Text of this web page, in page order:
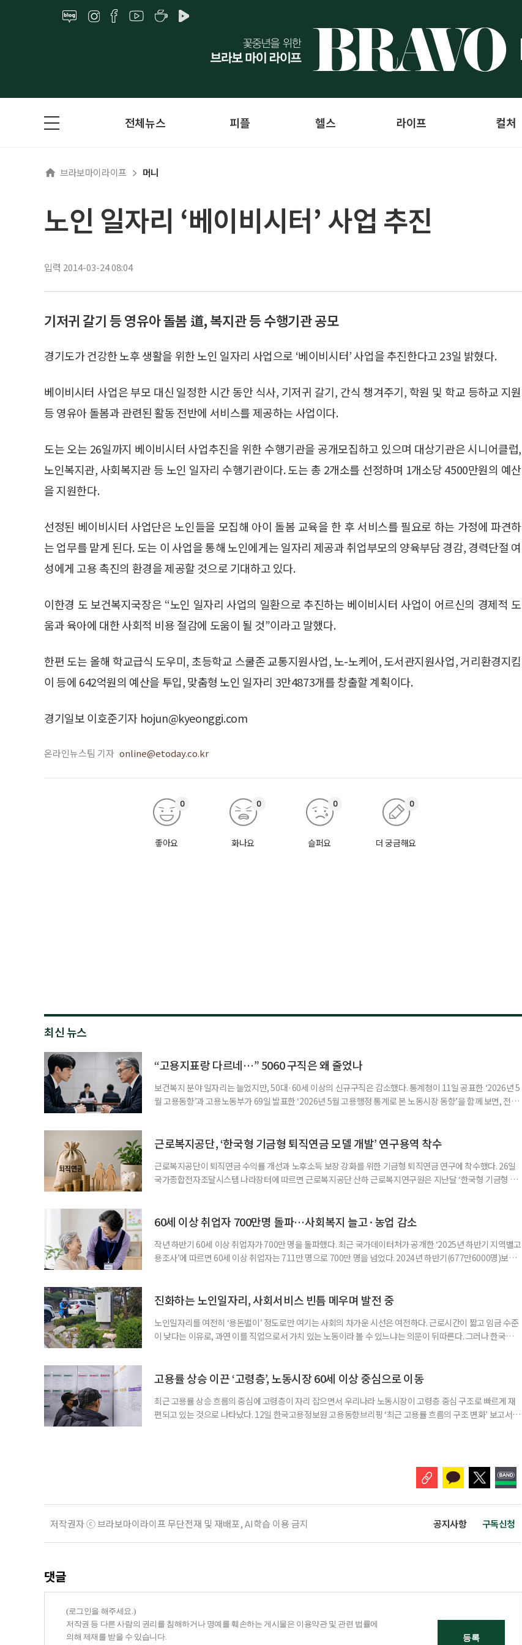
전체뉴스 피플 헬스 라이프 컬처
브라보마이라이프 머니
노인 일자리 ‘베이비시터’ 사업 추진
입력 2014-03-24 08:04
기저귀 갈기 등 영유아 돌봄 道, 복지관 등 수행기관 공모
경기도가 건강한 노후 생활을 위한 노인 일자리 사업으로 ‘베이비시터’ 사업을 추진한다고 23일 밝혔다.
베이비시터 사업은 부모 대신 일정한 시간 동안 식사, 기저귀 갈기, 간식 챙겨주기, 학원 및 학교 등하교 지원
등 영유아 돌봄과 관련된 활동 전반에 서비스를 제공하는 사업이다.
도는 오는 26일까지 베이비시터 사업추진을 위한 수행기관을 공개모집하고 있으며 대상기관은 시니어클럽,
노인복지관, 사회복지관 등 노인 일자리 수행기관이다. 도는 총 2개소를 선정하며 1개소당 4500만원의 예산
을 지원한다.
선정된 베이비시터 사업단은 노인들을 모집해 아이 돌봄 교육을 한 후 서비스를 필요로 하는 가정에 파견하
는 업무를 맡게 된다. 도는 이 사업을 통해 노인에게는 일자리 제공과 취업부모의 양육부담 경감, 경력단절 여
성에게 고용 촉진의 환경을 제공할 것으로 기대하고 있다.
이한경 도 보건복지국장은 “노인 일자리 사업의 일환으로 추진하는 베이비시터 사업이 어르신의 경제적 도
움과 육아에 대한 사회적 비용 절감에 도움이 될 것”이라고 말했다.
한편 도는 올해 학교급식 도우미, 초등학교 스쿨존 교통지원사업, 노-노케어, 도서관지원사업, 거리환경지킴
이 등에 642억원의 예산을 투입, 맞춤형 노인 일자리 3만4873개를 창출할 계획이다.
경기일보 이호준기자 hojun@kyeonggi.com
온라인뉴스팀 기자 online@etoday.co.kr
좋아요
0
화나요
0
슬퍼요
0
더 궁금해요
0
최신 뉴스
“고용지표랑 다르네…” 5060 구직은 왜 줄었나
보건복지 분야 일자리는 늘었지만, 50대·60세 이상의 신규구직은 감소했다. 통계청이 11일 공표한 ‘2026년 5
월 고용동향’과 고용노동부가 69일 발표한 ‘2026년 5월 고용행정 통계로 본 노동시장 동향’을 함께 보면, 전체
론 온도차 표면적으로는 5월 고용시장이 급격히 무너졌다기보다 둔화하는
근로복지공단, ‘한국형 기금형 퇴직연금 모델 개발’ 연구용역 착수
근로복지공단이 퇴직연금 수익률 개선과 노후소득 보장 강화를 위한 기금형 퇴직연금 연구에 착수했다. 26일
국가종합전자조달시스템 나라장터에 따르면 근로복지공단 산하 근로복지연구원은 지난달 ‘한국형 기금형 퇴
득 보장 강화를 위해 기금형 퇴직연금 도입 검토와 한국형 모델 개발이 필요하다”고 밝혔다. 이번 연구는 먼저
60세 이상 취업자 700만명 돌파…사회복지 늘고·농업 감소
작년 하반기 60세 이상 취업자가 700만 명을 돌파했다. 최근 국가데이터처가 공개한 ‘2025년 하반기 지역별고
용조사’에 따르면 60세 이상 취업자는 711만 명으로 700만 명을 넘었다. 2024년 하반기(677만6000명)보다
증가하고, 음식점 및 주점업은 4만1000명 증가했다. 반면
진화하는 노인일자리, 사회서비스 빈틈 메우며 발전 중
노인일자리를 여전히 ‘용돈벌이’ 정도로만 여기는 사회의 차가운 시선은 여전하다. 근로시간이 짧고 임금 수준
이 낮다는 이유로, 과연 이를 직업으로서 가치 있는 노동이라 볼 수 있느냐는 의문이 뒤따른다. 그러나 한국노인
만점에 4.10점이었고, 참여 후 삶의 변화 수준은 4.05점으로 긍정적인 결과를 보여줬다. 자존감과 건
고용률 상승 이끈 ‘고령층’, 노동시장 60세 이상 중심으로 이동
최근 고용률 상승 흐름의 중심에 고령층이 자리 잡으면서 우리나라 노동시장이 고령층 중심 구조로 빠르게 재
편되고 있는 것으로 나타났다. 12일 한국고용정보원 고용동향브리핑 ‘최근 고용률 흐름의 구조 변화’ 보고서에
저작권자 ⓒ 브라보마이라이프 무단전재 및 재배포, AI학습 이용 금지 공지사항 구독신청
댓글